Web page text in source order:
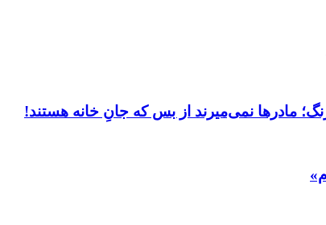
مادرها نمی‌میرند از بس که جانِ خانه هستند!